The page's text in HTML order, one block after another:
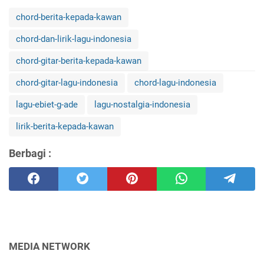
chord-berita-kepada-kawan
chord-dan-lirik-lagu-indonesia
chord-gitar-berita-kepada-kawan
chord-gitar-lagu-indonesia chord-lagu-indonesia
lagu-ebiet-g-ade lagu-nostalgia-indonesia
lirik-berita-kepada-kawan
Berbagi :
MEDIA NETWORK